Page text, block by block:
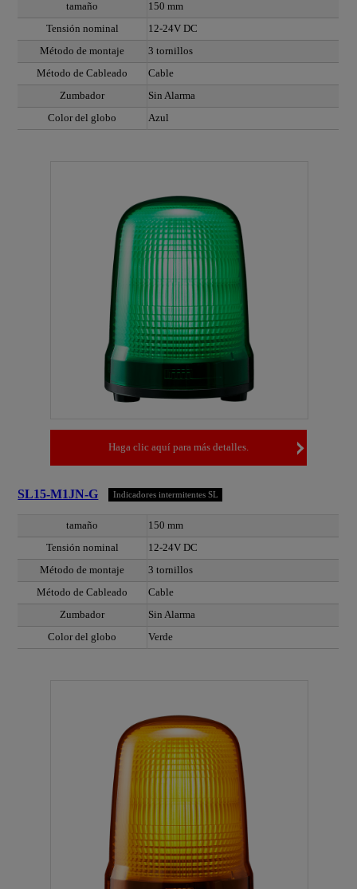
tamaño
150 mm
Tensión nominal
12-24V DC
Método de montaje
3 tornillos
Método de Cableado
Cable
Zumbador
Sin Alarma
Color del globo
Azul
Haga clic aquí para más detalles.
SL15-M1JN-G Indicadores intermitentes SL
tamaño
150 mm
Tensión nominal
12-24V DC
Método de montaje
3 tornillos
Método de Cableado
Cable
Zumbador
Sin Alarma
Color del globo
Verde